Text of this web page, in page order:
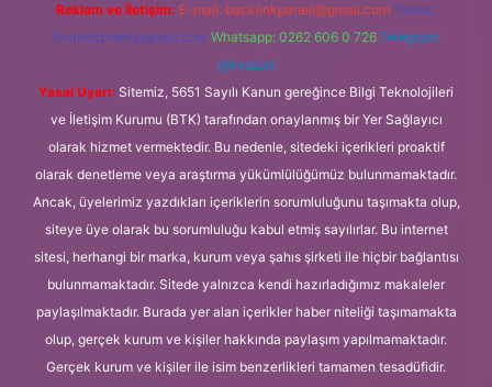
Reklam ve İletişim: E-mail: backlinkpaneli@gmail.com Teams:
forumhizmeti@gmail.com Whatsapp: 0262 606 0 726 Telegram:
@karabul
Yasal Uyarı: Sitemiz, 5651 Sayılı Kanun gereğince Bilgi Teknolojileri
ve İletişim Kurumu (BTK) tarafından onaylanmış bir Yer Sağlayıcı
olarak hizmet vermektedir. Bu nedenle, sitedeki içerikleri proaktif
olarak denetleme veya araştırma yükümlülüğümüz bulunmamaktadır.
Ancak, üyelerimiz yazdıkları içeriklerin sorumluluğunu taşımakta olup,
siteye üye olarak bu sorumluluğu kabul etmiş sayılırlar. Bu internet
sitesi, herhangi bir marka, kurum veya şahıs şirketi ile hiçbir bağlantısı
bulunmamaktadır. Sitede yalnızca kendi hazırladığımız makaleler
paylaşılmaktadır. Burada yer alan içerikler haber niteliği taşımamakta
olup, gerçek kurum ve kişiler hakkında paylaşım yapılmamaktadır.
Gerçek kurum ve kişiler ile isim benzerlikleri tamamen tesadüfidir.